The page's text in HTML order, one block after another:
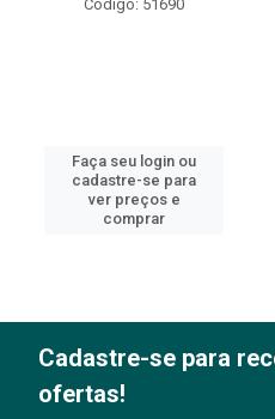
Código: 51690
Faça seu login ou
cadastre-se para
ver preços e
comprar
Cadastre-se para
ofertas!